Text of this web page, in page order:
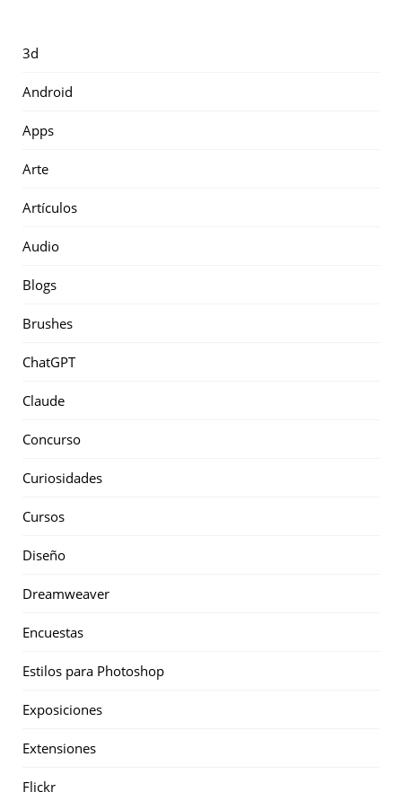
3d
Android
Apps
Arte
Artículos
Audio
Blogs
Brushes
ChatGPT
Claude
Concurso
Curiosidades
Cursos
Diseño
Dreamweaver
Encuestas
Estilos para Photoshop
Exposiciones
Extensiones
Flickr